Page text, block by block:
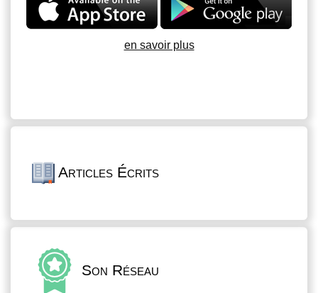
en savoir plus
Articles Écrits
Son Réseau